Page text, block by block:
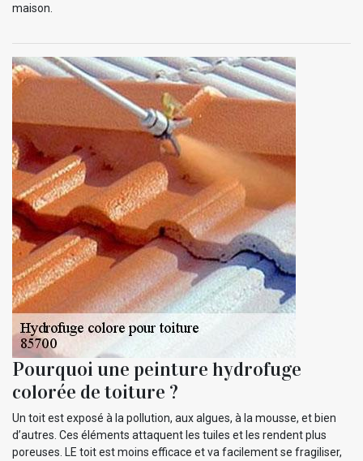
maison.
Pourquoi une peinture hydrofuge
colorée de toiture ?
Un toit est exposé à la pollution, aux algues, à la mousse, et bien
d’autres. Ces éléments attaquent les tuiles et les rendent plus
poreuses. LE toit est moins efficace et va facilement se fragiliser,